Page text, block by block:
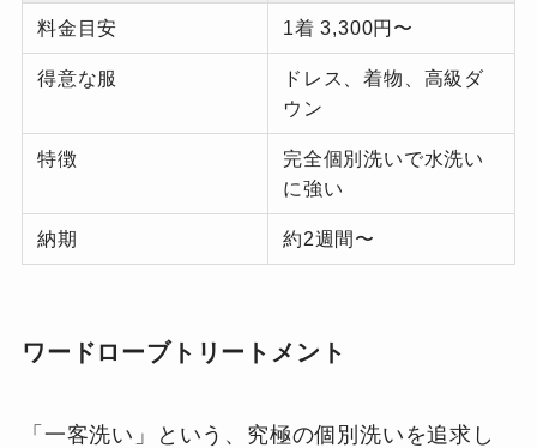
料金目安 1着 3,300円〜
得意な服
ドレス、着物、高級ダ
ウン
特徴
完全個別洗いで水洗い
に強い
納期 約2週間〜
ワードローブトリートメント
「一客洗い」という、究極の個別洗いを追求し